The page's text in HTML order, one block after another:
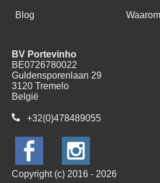
Blog
BV Portevinho
BE0726780022
Guldensporenlaan 29
3120 Tremelo
België
+32(0)478489055
Copyright (c) 2016 - 2026